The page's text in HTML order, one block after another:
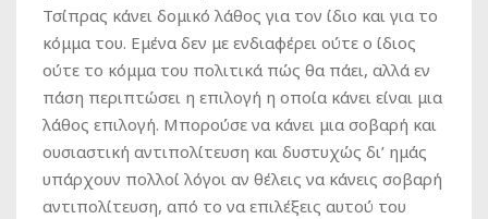
Τσίπρας κάνει δομικό λάθος για τον ίδιο και για το
κόμμα του. Εμένα δεν με ενδιαφέρει ούτε ο ίδιος
ούτε το κόμμα του πολιτικά πώς θα πάει, αλλά εν
πάση περιπτώσει η επιλογή η οποία κάνει είναι μια
λάθος επιλογή. Μπορούσε να κάνει μια σοβαρή και
ουσιαστική αντιπολίτευση και δυστυχώς δι’ ημάς
υπάρχουν πολλοί λόγοι αν θέλεις να κάνεις σοβαρή
αντιπολίτευση, από το να επιλέξεις αυτού του